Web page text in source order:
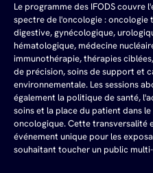
Le programme des IFODS couvre
spectre de l'oncologie : oncologie
digestive, gynécologique,
hématologique, médecine
immunothérapie, thérapies
de précision, soins de support et
environnementale. Les sessions
également la politique de santé,
soins et la place du patient dans
oncologique. Cette transversalité
événement unique pour les
souhaitant toucher un public